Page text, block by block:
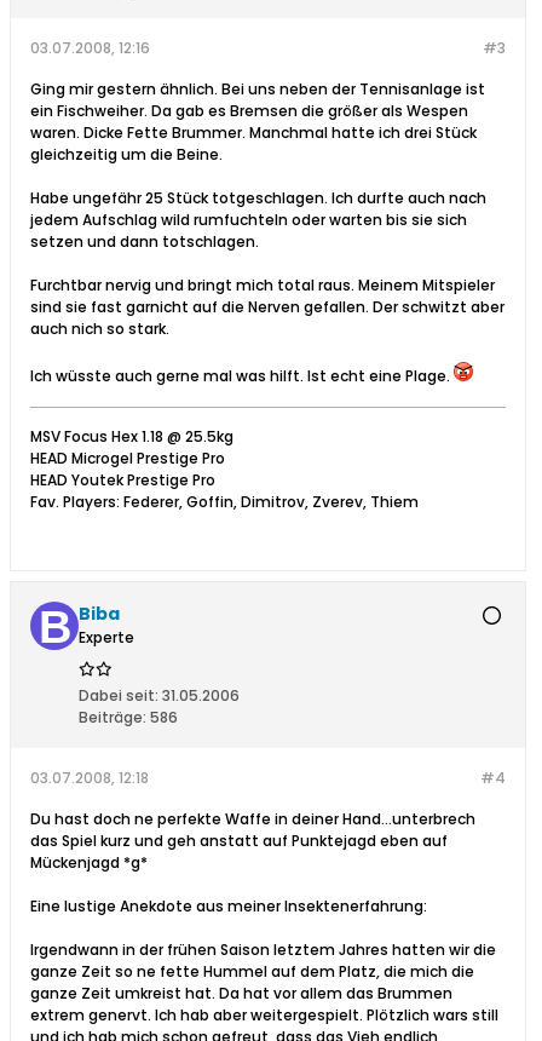
#3
03.07.2008, 12:16
Ging mir gestern ähnlich. Bei uns neben der Tennisanlage ist
ein Fischweiher. Da gab es Bremsen die größer als Wespen
waren. Dicke Fette Brummer. Manchmal hatte ich drei Stück
gleichzeitig um die Beine.
Habe ungefähr 25 Stück totgeschlagen. Ich durfte auch nach
jedem Aufschlag wild rumfuchteln oder warten bis sie sich
setzen und dann totschlagen.
Furchtbar nervig und bringt mich total raus. Meinem Mitspieler
sind sie fast garnicht auf die Nerven gefallen. Der schwitzt aber
auch nich so stark.
Ich wüsste auch gerne mal was hilft. Ist echt eine Plage.
MSV Focus Hex 1.18 @ 25.5kg
HEAD Microgel Prestige Pro
HEAD Youtek Prestige Pro
Fav. Players: Federer, Goffin, Dimitrov, Zverev, Thiem
Biba
Experte
Dabei seit: 31.05.2006
Beiträge: 586
#4
03.07.2008, 12:18
Du hast doch ne perfekte Waffe in deiner Hand...unterbrech
das Spiel kurz und geh anstatt auf Punktejagd eben auf
Mückenjagd *g*
Eine lustige Anekdote aus meiner Insektenerfahrung:
Irgendwann in der frühen Saison letztem Jahres hatten wir die
ganze Zeit so ne fette Hummel auf dem Platz, die mich die
ganze Zeit umkreist hat. Da hat vor allem das Brummen
extrem genervt. Ich hab aber weitergespielt. Plötzlich wars still